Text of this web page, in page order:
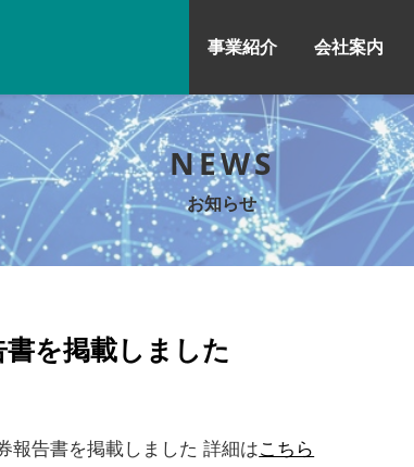
事業紹介 会社案内
NEWS
お知らせ
を掲載しました
報告書を掲載しました 詳細はこちら